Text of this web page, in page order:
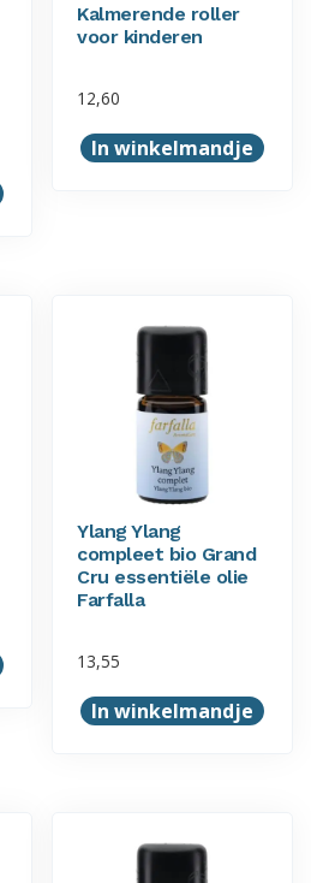
Kalmerende roller
voor kinderen
12,60
In winkelmandje
Ylang Ylang
compleet bio Grand
Cru essentiële olie
Farfalla
13,55
In winkelmandje